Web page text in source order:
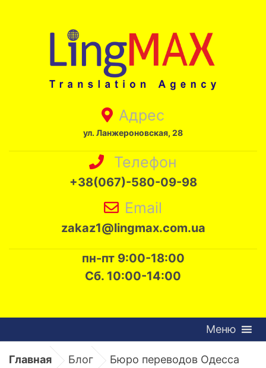
Адрес
ул. Ланжероновская, 28
Телефон
+38(067)-580-09-98
Email
zakaz1@lingmax.com.ua
пн-пт 9:00-18:00
Сб. 10:00-14:00
Меню
Главная Блог Бюро переводов Одесса